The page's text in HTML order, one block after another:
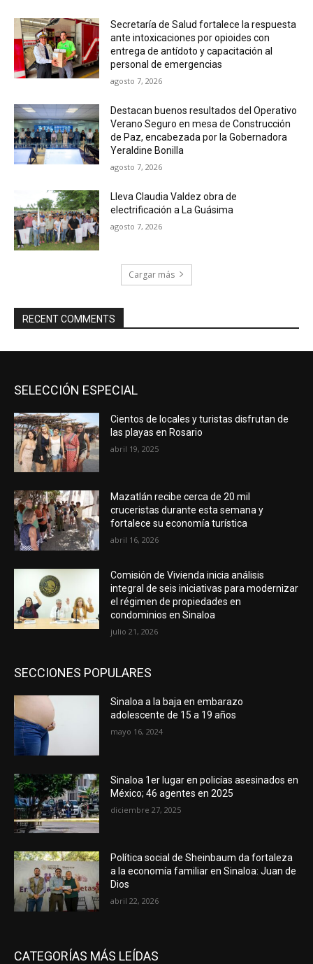
Secretaría de Salud fortalece la respuesta
ante intoxicaciones por opioides con
entrega de antídoto y capacitación al
personal de emergencias
agosto 7, 2026
Destacan buenos resultados del Operativo
Verano Seguro en mesa de Construcción
de Paz, encabezada por la Gobernadora
Yeraldine Bonilla
agosto 7, 2026
Lleva Claudia Valdez obra de
electrificación a La Guásima
agosto 7, 2026
Cargar más
RECENT COMMENTS
SELECCIÓN ESPECIAL
Cientos de locales y turistas disfrutan de
las playas en Rosario
abril 19, 2025
Mazatlán recibe cerca de 20 mil
cruceristas durante esta semana y
fortalece su economía turística
abril 16, 2026
Comisión de Vivienda inicia análisis
integral de seis iniciativas para modernizar
el régimen de propiedades en
condominios en Sinaloa
julio 21, 2026
SECCIONES POPULARES
Sinaloa a la baja en embarazo
adolescente de 15 a 19 años
mayo 16, 2024
Sinaloa 1er lugar en policías asesinados en
México; 46 agentes en 2025
diciembre 27, 2025
Política social de Sheinbaum da fortaleza
a la economía familiar en Sinaloa: Juan de
Dios
abril 22, 2026
CATEGORÍAS MÁS LEÍDAS